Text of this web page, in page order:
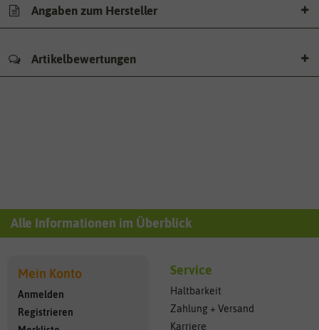
Angaben zum Hersteller
Artikelbewertungen
Alle Informationen im Überblick
Mein Konto
Anmelden
Registrieren
Service
Haltbarkeit
Zahlung + Versand
Karriere